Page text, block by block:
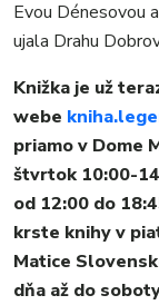
Evou Dénesovou
ujala Drahu
Knižka je už
webe
priamo v Dome
štvrtok 10:00-
od 12:00 do
krste knihy v
Matice
dňa až do